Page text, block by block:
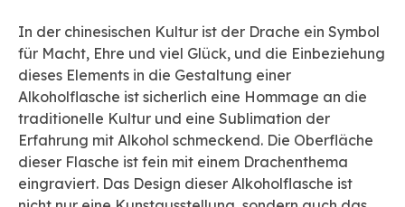
In der chinesischen Kultur ist der Drache ein Symbol
für Macht, Ehre und viel Glück, und die Einbeziehung
dieses Elements in die Gestaltung einer
Alkoholflasche ist sicherlich eine Hommage an die
traditionelle Kultur und eine Sublimation der
Erfahrung mit Alkohol schmeckend. Die Oberfläche
dieser Flasche ist fein mit einem Drachenthema
eingraviert. Das Design dieser Alkoholflasche ist